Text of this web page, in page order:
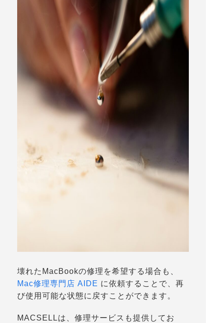
壊れたMacBookの修理を希望する場合も、
Mac修理専門店 AIDE に依頼することで、再
び使用可能な状態に戻すことができます。
MACSELLは、修理サービスも提供してお